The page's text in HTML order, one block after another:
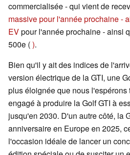
commercialisée - qui vient de
massive pour l'année prochaine -
EVpour l'année prochaine - ainsi
500e ().
Bien qu'il y ait des indices de
version électrique de la GTI, une
plus éloignée que nous
engagé à produire la Golf GTI à
jusqu'en 2030. D'un autre côté, la
anniversaire en Europe en 2025,
l'occasion idéale de lancer un